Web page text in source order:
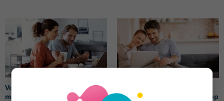
Volgende woning kopen: en
mijn hypotheek dan?
koopwoning: waar moet je op